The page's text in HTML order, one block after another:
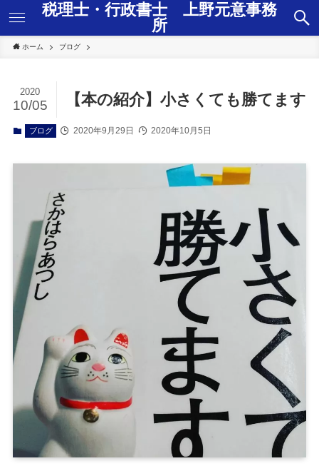
税理士・行政書士 上野元意事務
所
ホーム ブログ
【本の紹介】小さくても勝てます
2020
10/05
ブログ 2020年9月29日 2020年10月5日